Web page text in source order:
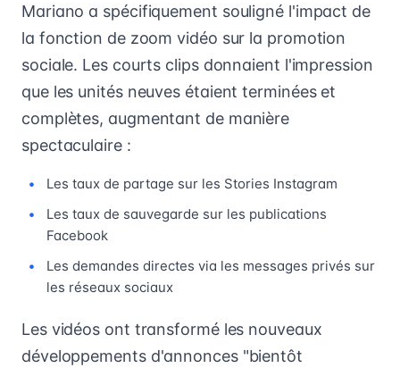
Mariano a spécifiquement souligné l'impact de
la fonction de zoom vidéo sur la promotion
sociale. Les courts clips donnaient l'impression
que les unités neuves étaient terminées et
complètes, augmentant de manière
spectaculaire :
Les taux de partage sur les Stories Instagram
Les taux de sauvegarde sur les publications
Facebook
Les demandes directes via les messages privés sur
les réseaux sociaux
Les vidéos ont transformé les nouveaux
développements d'annonces "bientôt